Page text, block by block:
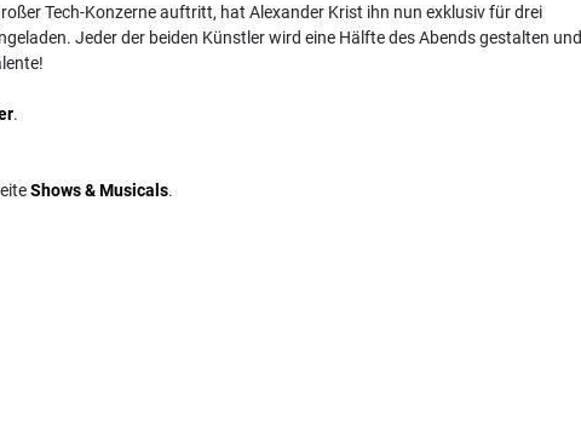
Tech-Konzerne auftritt, hat Alexander Krist ihn nun exklusiv für drei
Jeder der beiden Künstler wird eine Hälfte des Abends gestalten und
.
Shows & Musicals.